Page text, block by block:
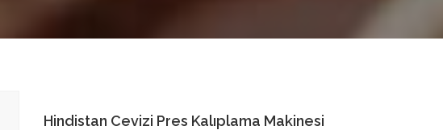
Hindistan Cevizi Pres Kalıplama Makinesi